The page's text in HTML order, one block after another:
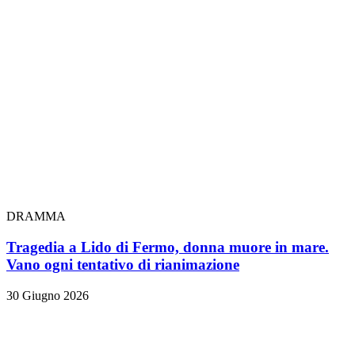
DRAMMA
Tragedia a Lido di Fermo, donna muore in mare.
Vano ogni tentativo di rianimazione
30 Giugno 2026